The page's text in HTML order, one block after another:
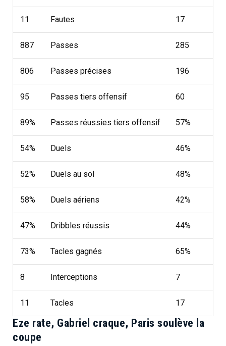
11 Fautes 17
887 Passes 285
806 Passes précises 196
95 Passes tiers offensif 60
89% Passes réussies tiers offensif 57%
54% Duels 46%
52% Duels au sol 48%
58% Duels aériens 42%
47% Dribbles réussis 44%
73% Tacles gagnés 65%
8 Interceptions 7
11 Tacles 17
Eze rate, Gabriel craque, Paris soulève la
coupe